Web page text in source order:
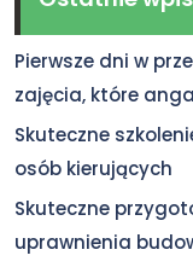
Pierwsze dni w
zajęcia, które
Skuteczne
osób kierujących
Skuteczne
uprawnienia